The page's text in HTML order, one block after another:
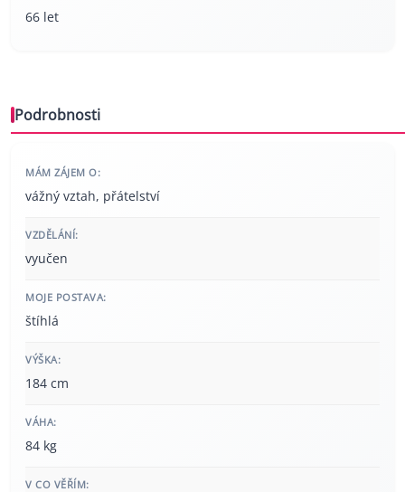
66 let
Podrobnosti
MÁM ZÁJEM O:
vážný vztah, přátelství
VZDĚLÁNÍ:
vyučen
MOJE POSTAVA:
štíhlá
VÝŠKA:
184 cm
VÁHA:
84 kg
V CO VĚŘÍM: